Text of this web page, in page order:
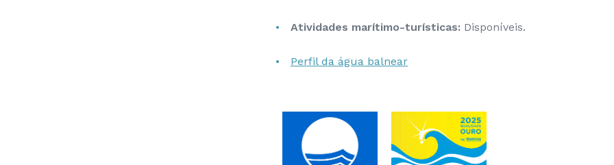
Atividades marítimo-turísticas: Disponíveis.
Perfil da água balnear